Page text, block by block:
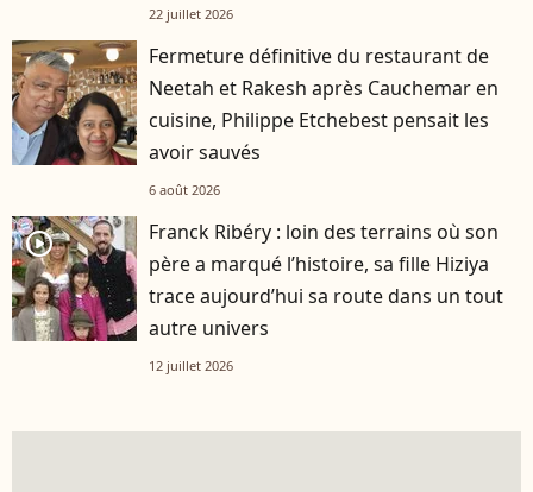
22 juillet 2026
Fermeture définitive du restaurant de
Neetah et Rakesh après Cauchemar en
cuisine, Philippe Etchebest pensait les
avoir sauvés
6 août 2026
player2
Franck Ribéry : loin des terrains où son
père a marqué l’histoire, sa fille Hiziya
trace aujourd’hui sa route dans un tout
autre univers
12 juillet 2026